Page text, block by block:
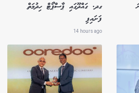
ގދ. ގައްދޫގައި ޕާސްޕޯޓް ހިދުމަތް
ފަށައިފި
14 hours ago